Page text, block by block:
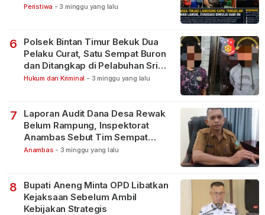
Peristiwa - 3 minggu yang lalu
6
Polsek Bintan Timur Bekuk Dua
Pelaku Curat, Satu Sempat Buron
dan Ditangkap di Pelabuhan Sri
Bintan Pura
Hukum dan Kriminal - 3 minggu yang lalu
7
Laporan Audit Dana Desa Rewak
Belum Rampung, Inspektorat
Anambas Sebut Tim Sempat
Terbagi Tangani Kasus Lain
Anambas - 3 minggu yang lalu
8
Bupati Aneng Minta OPD Libatkan
Kejaksaan Sebelum Ambil
Kebijakan Strategis